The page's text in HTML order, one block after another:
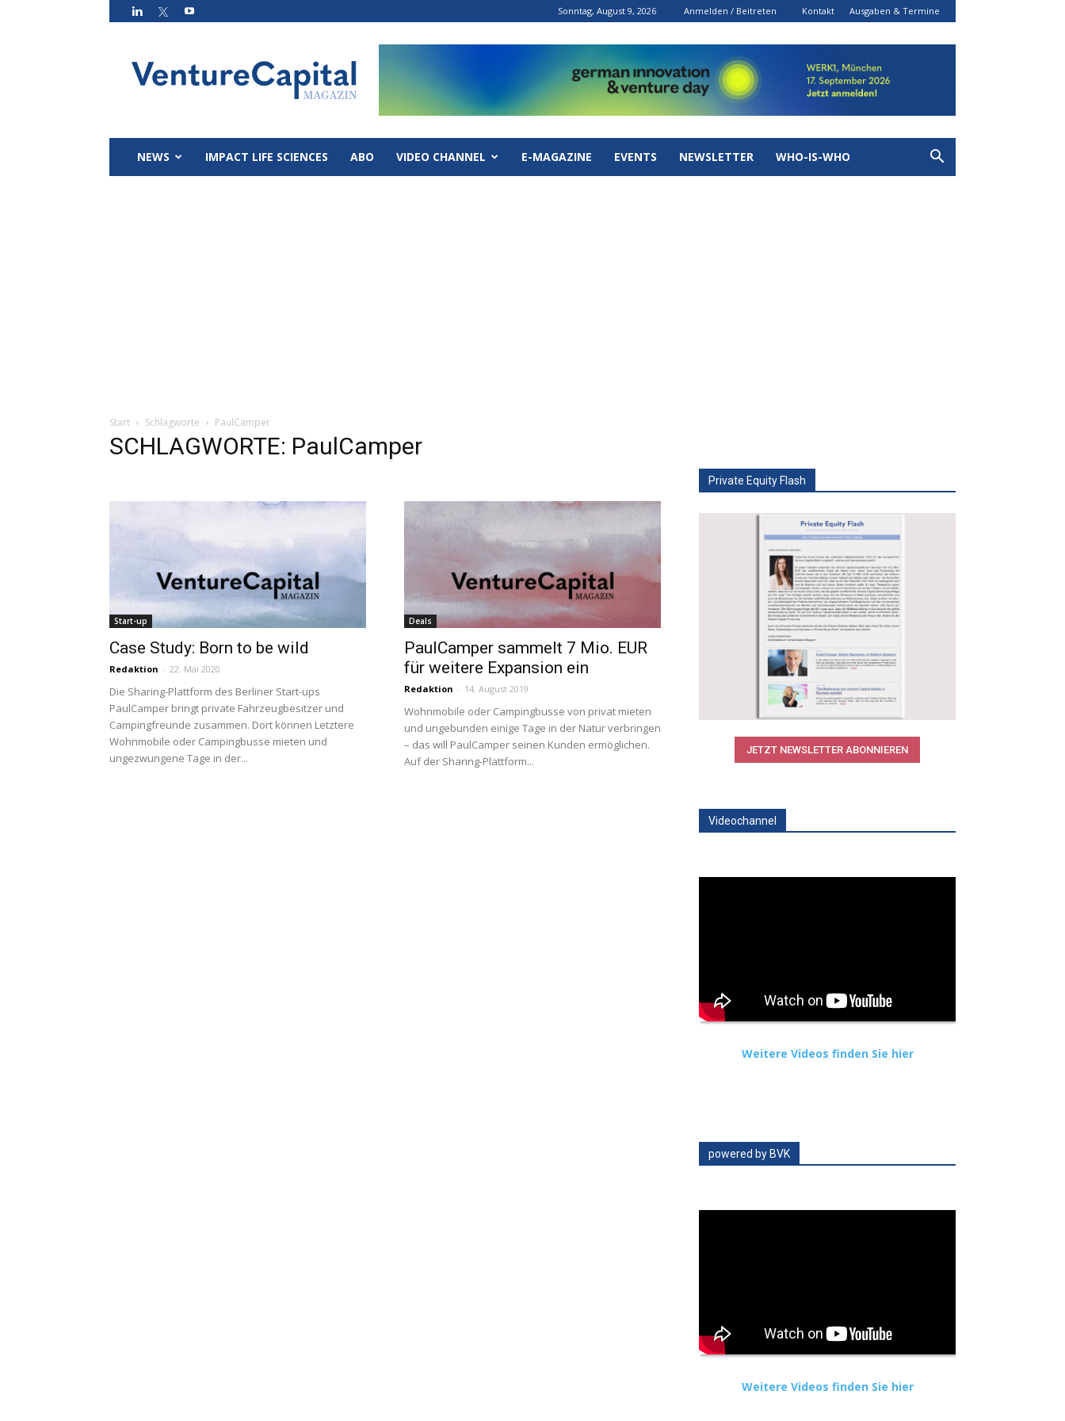
Sonntag, August 9, 2026 Anmelden / Beitreten Kontakt Ausgaben & Termine
Magazin
NEWS IMPACT LIFE SCIENCES ABO VIDEO CHANNEL E-MAGAZINE EVENTS NEWSLETTER WHO-IS-WHO
Start Schlagworte PaulCamper
SCHLAGWORTE: PaulCamper
Start-up
Case Study: Born to be wild
Redaktion - 22. Mai 2020
Die Sharing-Plattform des Berliner Start-ups
PaulCamper bringt private Fahrzeugbesitzer und
Campingfreunde zusammen. Dort können Letztere
Wohnmobile oder Campingbusse mieten und
ungezwungene Tage in der...
Deals
PaulCamper sammelt 7 Mio. EUR
für weitere Expansion ein
Redaktion - 14. August 2019
Wohnmobile oder Campingbusse von privat mieten
und ungebunden einige Tage in der Natur verbringen
– das will PaulCamper seinen Kunden ermöglichen.
Auf der Sharing-Plattform...
Private Equity Flash
JETZT NEWSLETTER ABONNIEREN
Videochannel
Weitere Videos finden Sie hier
powered by BVK
Weitere Videos finden Sie hier